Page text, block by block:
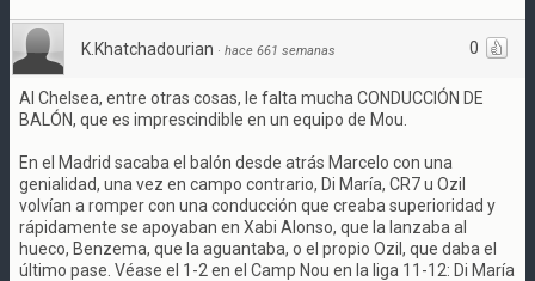
0
K.Khatchadourian · hace 661 semanas
Al Chelsea, entre otras cosas, le falta mucha CONDUCCIÓN DE
BALÓN, que es imprescindible en un equipo de Mou.
En el Madrid sacaba el balón desde atrás Marcelo con una
genialidad, una vez en campo contrario, Di María, CR7 u Ozil
volvían a romper con una conducción que creaba superioridad y
rápidamente se apoyaban en Xabi Alonso, que la lanzaba al
hueco, Benzema, que la aguantaba, o el propio Ozil, que daba el
último pase. Véase el 1-2 en el Camp Nou en la liga 11-12: Di María